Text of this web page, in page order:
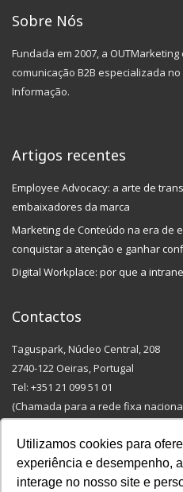
Utilizamos cookies para
experiência e desempenho,
interage no nosso site e
Sobre Nós
Fundada em 2007, a
comunicação B2B especializada
Informação.
Artigos recentes
Employee Advocacy: a arte de
embaixadores da marca
Marketing de Conteúdo na era de
conquistar a atenção e ganhar
Digital Workplace: por que a
Contactos
Taguspark, Núcleo Central, 208
2740-122 Oeiras, Portugal
Tel: +351 21 099 51 01
(Chamada para a rede fixa